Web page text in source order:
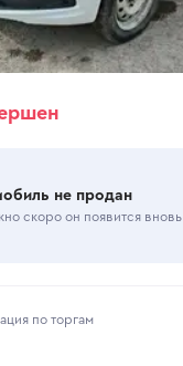
не продан
скоро он появится вновь
по торгам